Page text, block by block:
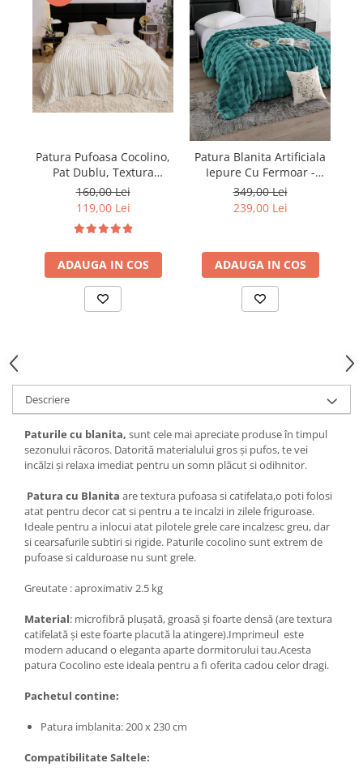
Patura Pufoasa Cocolino,
Pat Dublu, Textura
Reiata, Crem
160,00 Lei
119,00 Lei
ADAUGA IN COS
Patura Blanita Artificiala
Iepure Cu Fermoar -
Turcoaz
349,00 Lei
239,00 Lei
ADAUGA IN COS
Descriere
Paturile cu blanita, sunt cele mai apreciate produse în timpul
sezonului răcoros. Datorită materialului gros și pufos, te vei
incălzi și relaxa imediat pentru un somn plăcut si odihnitor.
Patura cu Blanita are textura pufoasa si catifelata,o poti folosi
atat pentru decor cat si pentru a te incalzi in zilele friguroase.
Ideale pentru a inlocui atat pilotele grele care incalzesc greu, dar
si cearsafurile subtiri si rigide. Paturile cocolino sunt extrem de
pufoase si calduroase nu sunt grele.
Greutate : aproximativ 2.5 kg
Material: microfibră plușată, groasă și foarte densă (are textura
catifelată și este foarte placută la atingere).Imprimeul este
modern aducand o eleganta aparte dormitorului tau.Acesta
patura Cocolino este ideala pentru a fi oferita cadou celor dragi.
Pachetul contine:
Patura imblanita: 200 x 230 cm
Compatibilitate Saltele: